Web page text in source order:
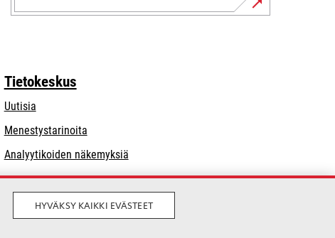
Tietokeskus
Uutisia
Menestystarinoita
Analyytikoiden näkemyksiä
HYVÄKSY KAIKKI EVÄSTEET